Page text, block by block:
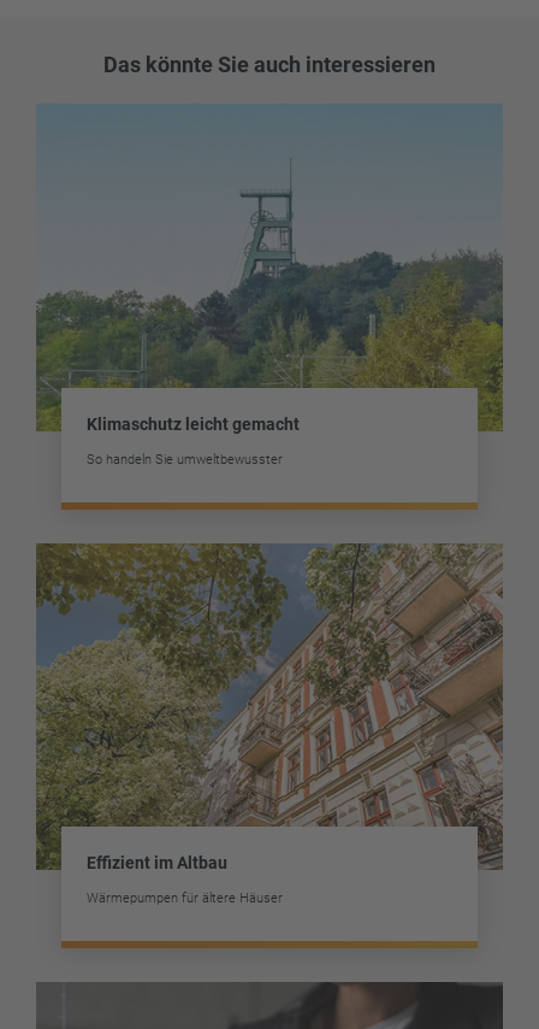
Das könnte Sie auch interessieren
Klimaschutz leicht gemacht
So handeln Sie umweltbewusster
Effizient im Altbau
Wärmepumpen für ältere Häuser